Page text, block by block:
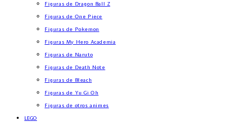
Figuras de Dragon Ball Z
Figuras de One Piece
Figuras de Pokemon
Figuras My Hero Academia
Figuras de Naruto
Figuras de Death Note
Figuras de Bleach
Figuras de Yu Gi Oh
Figuras de otros animes
LEGO